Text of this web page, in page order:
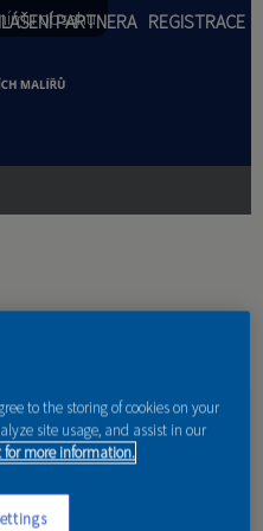
obsahu
PARTNERA REGISTRACE
to the storing of cookies on your
site usage, and assist in our
for more information.